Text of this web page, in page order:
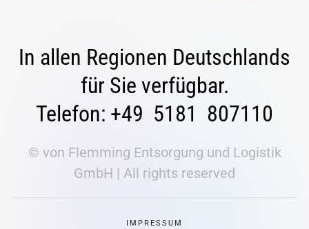
In allen Regionen Deutschlands
für Sie verfügbar.
Telefon: +49 5181 807110
© von Flemming Entsorgung und Logistik
GmbH | All rights reserved
IMPRESSUM